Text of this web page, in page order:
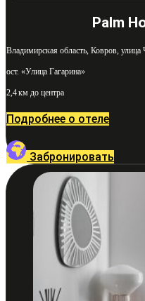
Palm
Владимирская область, Ковров,
ост. «Улица Гагарина»
2,4 км до центра
Подробнее о отеле
Забронировать